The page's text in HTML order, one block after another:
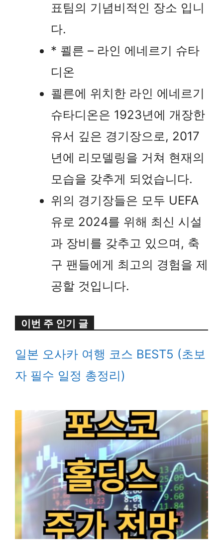
표팀의 기념비적인 장소 입니
다.
* 쾰른 – 라인 에네르기 슈타
디온
쾰른에 위치한 라인 에네르기
슈타디온은 1923년에 개장한
유서 깊은 경기장으로, 2017
년에 리모델링을 거쳐 현재의
모습을 갖추게 되었습니다.
위의 경기장들은 모두 UEFA
유로 2024를 위해 최신 시설
과 장비를 갖추고 있으며, 축
구 팬들에게 최고의 경험을 제
공할 것입니다.
이번 주 인기 글
일본 오사카 여행 코스 BEST5 (초보
자 필수 일정 총정리)